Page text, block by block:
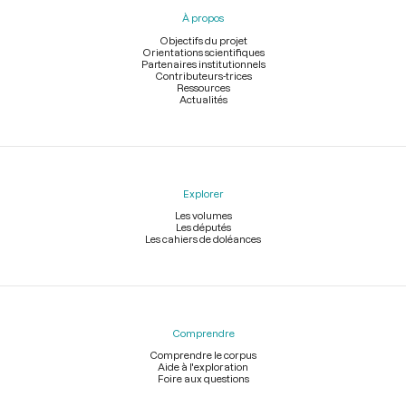
À propos
Objectifs du projet
Orientations scientifiques
Partenaires institutionnels
Contributeurs-trices
Ressources
Actualités
Explorer
Les volumes
Les députés
Les cahiers de doléances
Comprendre
Comprendre le corpus
Aide à l'exploration
Foire aux questions